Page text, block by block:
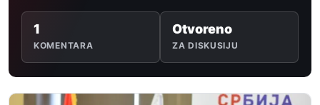
1
KOMENTARA
Otvoreno
ZA DISKUSIJU